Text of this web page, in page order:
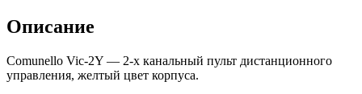
Описание
Comunello Vic-2Y — 2-х канальный пульт дистанционного
управления, желтый цвет корпуса.